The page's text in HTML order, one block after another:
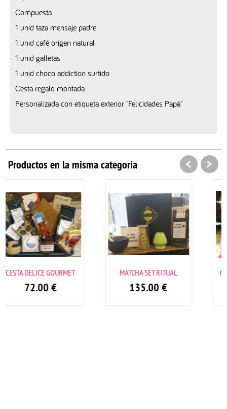
Compuesta
1 unid taza mensaje padre
1 unid café origen natural
1 unid galletas
1 unid choco addiction surtido
Cesta regalo montada
Personalizada con etiqueta exterior "Felicidades Papá"
Productos en la misma categoría
MATCHA SET RITUAL
135.00
CESTA ITALIAN GOURMET
48.00
< >